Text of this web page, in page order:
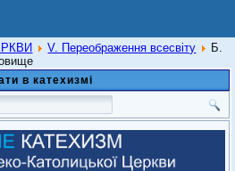
V. Переображення всесвіту
Б.
в катехизмі